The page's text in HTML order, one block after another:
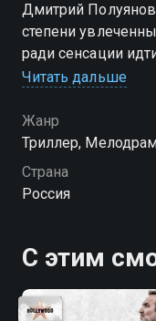
Дмитрий
степени
ради сенсации
жизни, терпеть
Читать дальше
Жанр
Триллер,
Страна
Россия
С этим